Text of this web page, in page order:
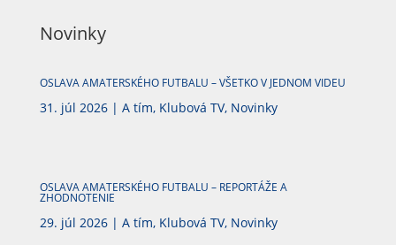
Novinky
OSLAVA AMATERSKÉHO FUTBALU – VŠETKO V JEDNOM VIDEU
31. júl 2026| A tím, Klubová TV, Novinky
OSLAVA AMATERSKÉHO FUTBALU – REPORTÁŽE A
ZHODNOTENIE
29. júl 2026| A tím, Klubová TV, Novinky